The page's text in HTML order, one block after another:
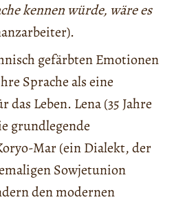
kennen würde, wäre es
gefärbten Emotionen
Sprache als eine
das Leben. Lena (35 Jahre
grundlegende
Mar (ein Dialekt, der
Sowjetunion
den modernen